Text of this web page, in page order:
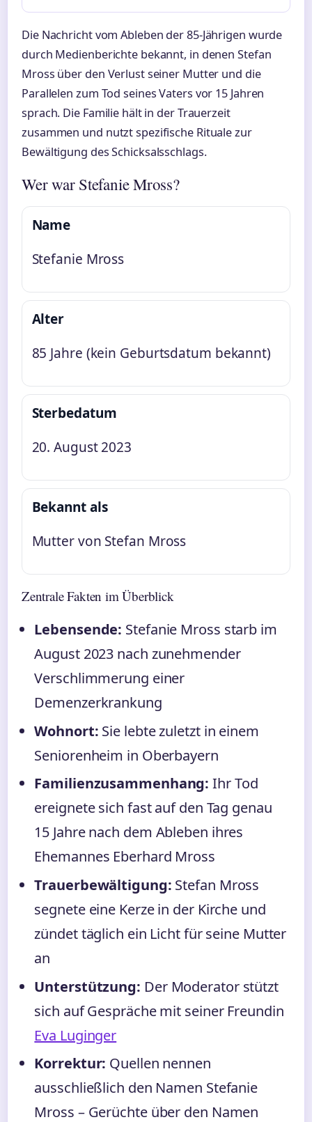
Die Nachricht vom Ableben der 85-Jährigen wurde
durch Medienberichte bekannt, in denen Stefan
Mross über den Verlust seiner Mutter und die
Parallelen zum Tod seines Vaters vor 15 Jahren
sprach. Die Familie hält in der Trauerzeit
zusammen und nutzt spezifische Rituale zur
Bewältigung des Schicksalsschlags.
Wer war Stefanie Mross?
Name
Stefanie Mross
Alter
85 Jahre (kein Geburtsdatum bekannt)
Sterbedatum
20. August 2023
Bekannt als
Mutter von Stefan Mross
Zentrale Fakten im Überblick
Lebensende: Stefanie Mross starb im
August 2023 nach zunehmender
Verschlimmerung einer
Demenzerkrankung
Wohnort: Sie lebte zuletzt in einem
Seniorenheim in Oberbayern
Familienzusammenhang: Ihr Tod
ereignete sich fast auf den Tag genau
15 Jahre nach dem Ableben ihres
Ehemannes Eberhard Mross
Trauerbewältigung: Stefan Mross
segnete eine Kerze in der Kirche und
zündet täglich ein Licht für seine Mutter
an
Unterstützung: Der Moderator stützt
sich auf Gespräche mit seiner Freundin
Eva Luginger
Korrektur: Quellen nennen
ausschließlich den Namen Stefanie
Mross – Gerüchte über den Namen